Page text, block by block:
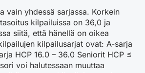
vain yhdessä sarjassa. Korkein
kilpailuissa on 36,0 ja
siitä, että hänellä on oikea
kilpailusarjat ovat: A-sarja
HCP 16.0 – 36.0 Seniorit HCP ≤
voi halutessaan muuttaa